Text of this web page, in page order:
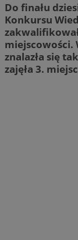
Do finału
Konkursu
miejscowości.
znalazła się
zajęła 3.